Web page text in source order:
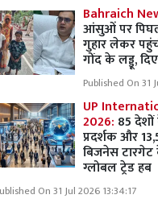
Bahraich
आंसुओं पर
गुहार लेकर
गोंद के लड्डू,
Published On 31
UP
2026: 85
प्रदर्शक और
बिजनेस
ग्लोबल ट्रेड हब
On 31 Jul 2026 13:34:17